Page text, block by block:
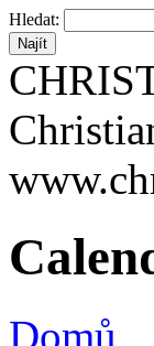
Hledat:
Domů